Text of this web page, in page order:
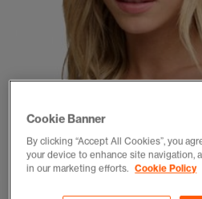
Cookie Banner
By clicking “Accept All Cookies”, you
your device to enhance site navigation,
in our marketing efforts. Cookie Policy